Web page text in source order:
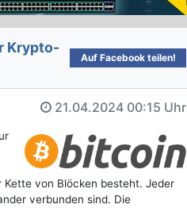
Krypto-
Auf Facebook teilen!
21.04.2024 00:15 Uhr
Kette von Blöcken besteht. Jeder
verbunden sind. Die